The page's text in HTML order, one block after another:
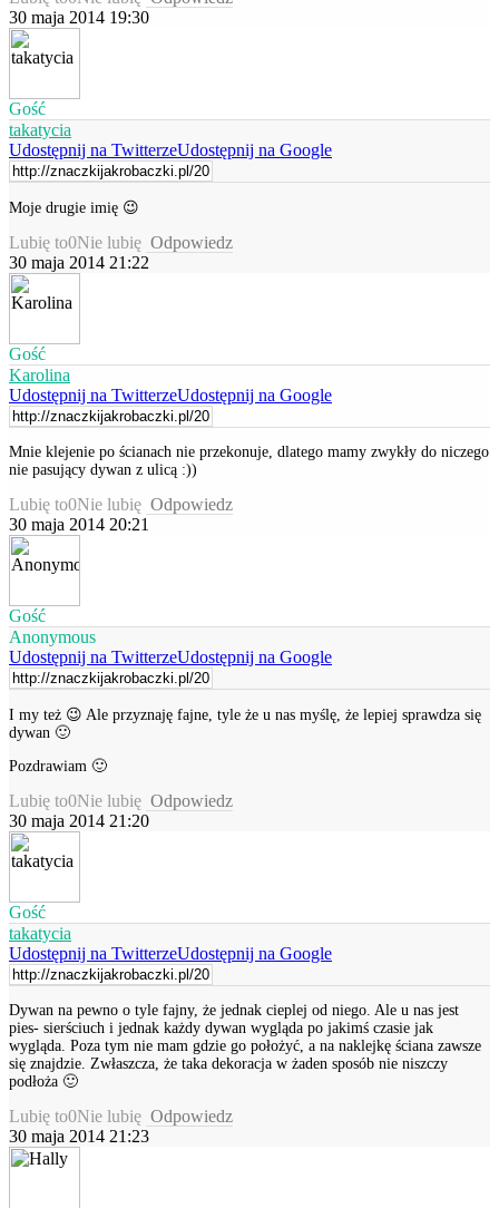
30 maja 2014 19:30
Gość
takatycia
Udostępnij na TwitterzeUdostępnij na Google
Moje drugie imię 😉
Lubię to0Nie lubię Odpowiedz
30 maja 2014 21:22
Gość
Karolina
Udostępnij na TwitterzeUdostępnij na Google
Mnie klejenie po ścianach nie przekonuje, dlatego mamy zwykły do niczego
nie pasujący dywan z ulicą :))
Lubię to0Nie lubię Odpowiedz
30 maja 2014 20:21
Gość
Anonymous
Udostępnij na TwitterzeUdostępnij na Google
I my też 😉 Ale przyznaję fajne, tyle że u nas myślę, że lepiej sprawdza się
dywan 🙂
Pozdrawiam 🙂
Lubię to0Nie lubię Odpowiedz
30 maja 2014 21:20
Gość
takatycia
Udostępnij na TwitterzeUdostępnij na Google
Dywan na pewno o tyle fajny, że jednak cieplej od niego. Ale u nas jest
pies- sierściuch i jednak każdy dywan wygląda po jakimś czasie jak
wygląda. Poza tym nie mam gdzie go położyć, a na naklejkę ściana zawsze
się znajdzie. Zwłaszcza, że taka dekoracja w żaden sposób nie niszczy
podłoża 🙂
Lubię to0Nie lubię Odpowiedz
30 maja 2014 21:23